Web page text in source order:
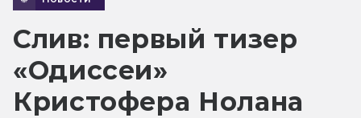
Слив: первый тизер
«Одиссеи»
Кристофера Нолана